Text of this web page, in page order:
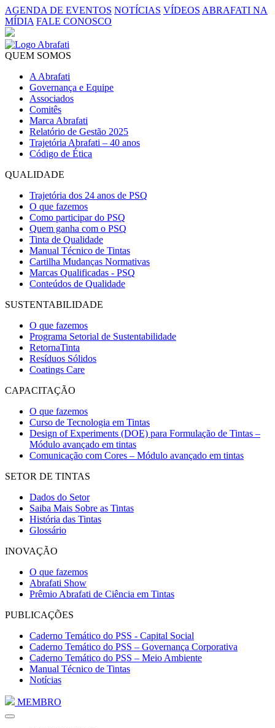
AGENDA DE EVENTOS NOTÍCIAS VÍDEOS ABRAFATI NA
MÍDIA FALE CONOSCO
QUEM SOMOS
A Abrafati
Governança e Equipe
Associados
Comitês
Marca Abrafati
Relatório de Gestão 2025
Trajetória Abrafati – 40 anos
Código de Ética
QUALIDADE
Trajetória dos 24 anos de PSQ
O que fazemos
Como participar do PSQ
Quem ganha com o PSQ
Tinta de Qualidade
Manual Técnico de Tintas
Cartilha Mudanças Normativas
Marcas Qualificadas - PSQ
Conteúdos de Qualidade
SUSTENTABILIDADE
O que fazemos
Programa Setorial de Sustentabilidade
RetornaTinta
Resíduos Sólidos
Coatings Care
CAPACITAÇÃO
O que fazemos
Curso de Tecnologia em Tintas
Design of Experiments (DOE) para Formulação de Tintas –
Módulo avançado em tintas
Comunicação com Cores – Módulo avançado em tintas
SETOR DE TINTAS
Dados do Setor
Saiba Mais Sobre as Tintas
História das Tintas
Glossário
INOVAÇÃO
O que fazemos
Abrafati Show
Prêmio Abrafati de Ciência em Tintas
PUBLICAÇÕES
Caderno Temático do PSS - Capital Social
Caderno Temático do PSS – Governança Corporativa
Caderno Temático do PSS – Meio Ambiente
Manual Técnico de Tintas
Notícias
MEMBRO